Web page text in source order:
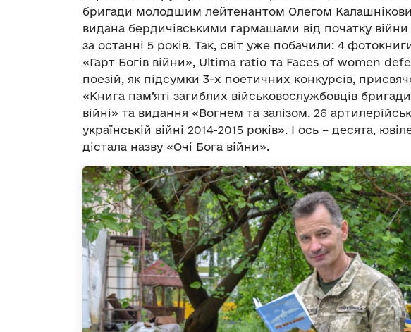
бригади молодшим лейтенантом Олегом
видана бердичівськими гармашами від початку
за останні 5 років. Так, світ уже побачили: 4
«Гарт Богів війни», Ultima ratio та Faces of women
поезій, як підсумки 3-х поетичних конкурсів,
«Книга пам’яті загиблих військовослужбовців
війні» та видання «Вогнем та залізом. 26
українській війні 2014-2015 років». І ось – десята,
дістала назву «Очі Бога війни».